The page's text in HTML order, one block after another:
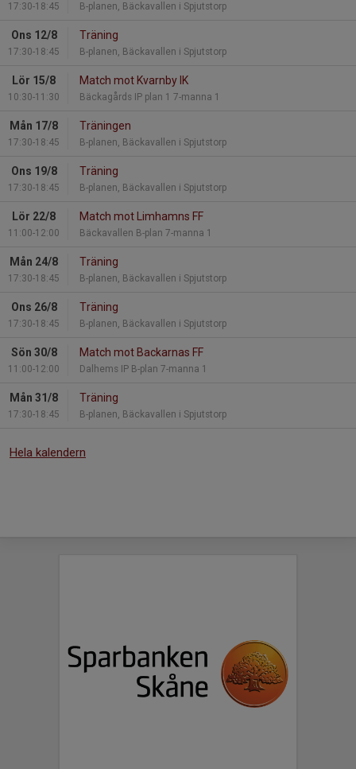
17:30-18:45 B-planen, Bäckavallen i Spjutstorp
Ons 12/8
17:30-18:45
Träning
B-planen, Bäckavallen i Spjutstorp
Lör 15/8
10:30-11:30
Match mot Kvarnby IK
Bäckagårds IP plan 1 7-manna 1
Mån 17/8
17:30-18:45
Träningen
B-planen, Bäckavallen i Spjutstorp
Ons 19/8
17:30-18:45
Träning
B-planen, Bäckavallen i Spjutstorp
Lör 22/8
11:00-12:00
Match mot Limhamns FF
Bäckavallen B-plan 7-manna 1
Mån 24/8
17:30-18:45
Träning
B-planen, Bäckavallen i Spjutstorp
Ons 26/8
17:30-18:45
Träning
B-planen, Bäckavallen i Spjutstorp
Sön 30/8
11:00-12:00
Match mot Backarnas FF
Dalhems IP B-plan 7-manna 1
Mån 31/8
17:30-18:45
Träning
B-planen, Bäckavallen i Spjutstorp
Hela kalendern